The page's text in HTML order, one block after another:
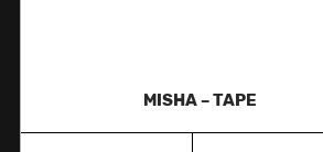
MISHA – TAPE